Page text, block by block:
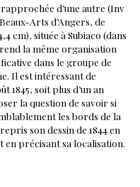
d’une autre (Inv
Arts d’Angers, de
cm), située à Subiaco (dans
la même organisation
dans le groupe de
Il est intéressant de
1845, soit plus d’un an
la question de savoir si
les bords de la
son dessin de 1844 en
précisant sa localisation.